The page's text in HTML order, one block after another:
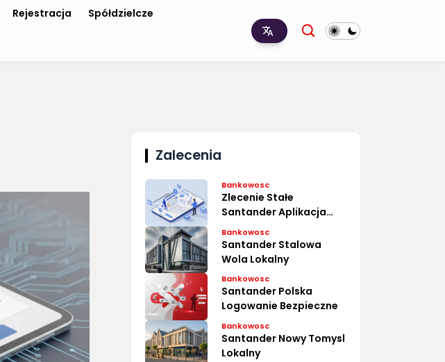
Rejestracja Spółdzielcze
Zalecenia
Bankowosc
Zlecenie Stałe
Santander Aplikacja
Proste
Bankowosc
Santander Stalowa
Wola Lokalny
Bankowosc
Santander Polska
Logowanie Bezpieczne
Bankowosc
Santander Nowy Tomysl
Lokalny